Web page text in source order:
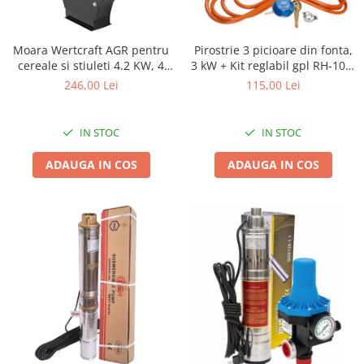
Biciclete, trotinete, triciclete
Biciclete electrice
Triciclete
Accesorii motoburghie
Motoburghie
Drujbe, fierastraie electrice
Drujbe pe benzina
Drujbe cu acumulator
Consumabile drujbe, fierastraie
Drujbe electrice
Unelte electrice busteni
Mori cereale si batoze porumb
Batoze - mori desfacat porumb
Moara Wertcraft AGR pentru
cereale si stiuleti 4.2 KW, 4
Site inlcuse, 400 kg/h
246,00 Lei
IN STOC
ADAUGA IN COS
Pirostrie 3 picioare din fonta,
3 kW + Kit reglabil gpl RH-10 +
Tub flex 2M+2 Coliere
115,00 Lei
IN STOC
ADAUGA IN COS